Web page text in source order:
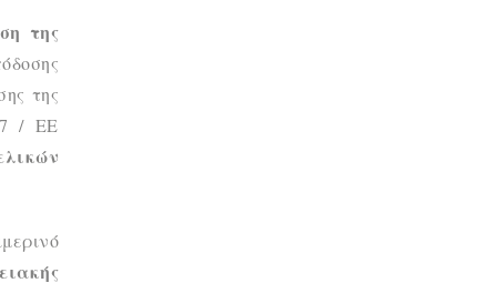
της
της
/ ΕΕ